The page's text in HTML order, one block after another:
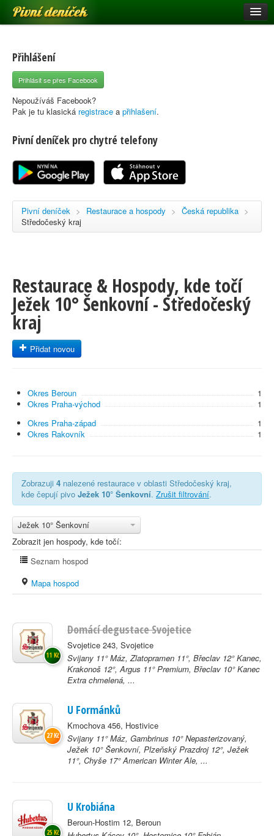
Pivní deníček
Pivní mapa
Pivní značky
Nápověda
Registrace
Přihlášení
Přihlásit se přes Facebook
Nepoužíváš Facebook?
Pak je tu klasická registrace a přihlašení.
Pivní deníček pro chytré telefony
Pivní deníček > Restaurace a hospody > Česká republika >
Středočeský kraj
Restaurace & Hospody, kde točí
Ježek 10° Šenkovní - Středočeský
kraj
Přidat novou
Okres Beroun
1
Okres Praha-východ
1
Okres Praha-západ
1
Okres Rakovník
1
Zobrazuji 4 nalezené restaurace v oblasti Středočeský kraj,
kde čepují pivo Ježek 10° Šenkovní. Zrušit filtrování.
Ježek 10° Šenkovní
Zobrazit jen hospody, kde točí:
Seznam hospod
Mapa hospod
Domácí degustace Svojetice
Svojetice 243, Svojetice
Svijany 11° Máz, Zlatopramen 11°, Břeclav 12° Kanec,
Krakonoš 12°, Argus 11° Premium, Břeclav 10° Kanec
Extra chmelená, ...
11 Kč
U Formánků
Kmochova 456, Hostivice
Svijany 11° Máz, Gambrinus 10° Nepasterizovaný,
Ježek 10° Šenkovní, Plzeňský Prazdroj 12°, Ježek
11°, Chyše 17° American Winter Ale, ...
27 Kč
U Krobiána
Beroun-Hostim 12, Beroun
25 Kč